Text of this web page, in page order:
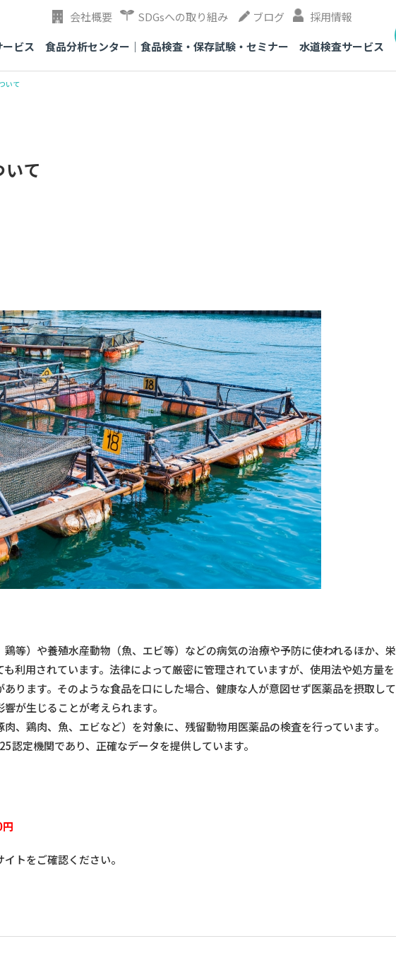
ビス 食品分析センター｜食品検査・保存試験・セミナー 水道検査サービス
会社概要 SDGsへの取り組み ブログ 採用情報
いて
て
等）や養殖水産動物（魚、エビ等）などの病気の治療や予防に使われるほか、栄
利用されています。法律によって厳密に管理されていますが、使用法や処方量を
ります。そのような食品を口にした場合、健康な人が意図せず医薬品を摂取して
が生じることが考えられます。
、鶏肉、魚、エビなど）を対象に、残留動物用医薬品の検査を行っています。
認定機関であり、正確なデータを提供しています。
円
トをご確認ください。